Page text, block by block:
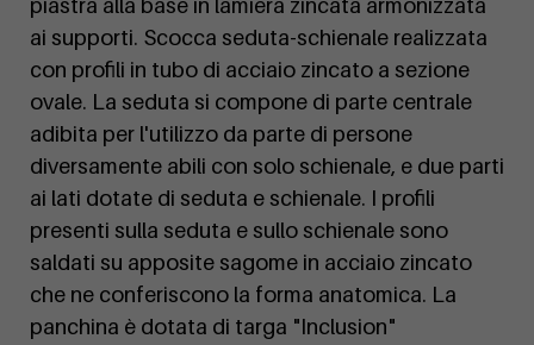
piastra alla base in lamiera zincata armonizzata
ai supporti. Scocca seduta-schienale realizzata
con profili in tubo di acciaio zincato a sezione
ovale. La seduta si compone di parte centrale
adibita per l'utilizzo da parte di persone
diversamente abili con solo schienale, e due parti
ai lati dotate di seduta e schienale. I profili
presenti sulla seduta e sullo schienale sono
saldati su apposite sagome in acciaio zincato
che ne conferiscono la forma anatomica. La
panchina è dotata di targa "Inclusion"